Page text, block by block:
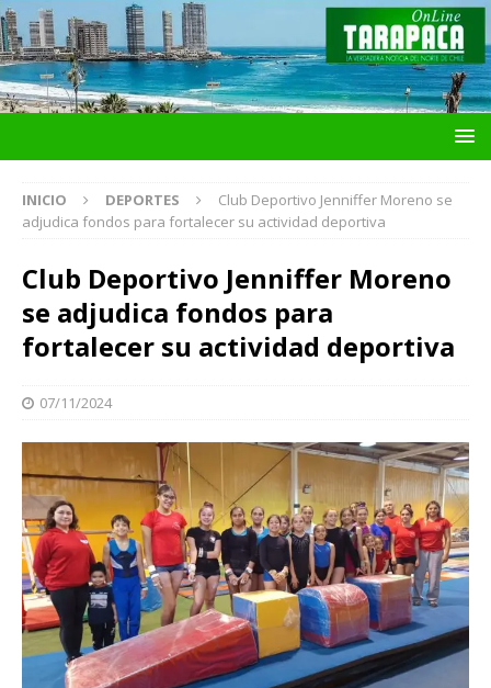
INICIO DEPORTES
Club Deportivo Jenniffer Moreno se
adjudica fondos para fortalecer su actividad deportiva
Club Deportivo Jenniffer Moreno
se adjudica fondos para
fortalecer su actividad deportiva
07/11/2024